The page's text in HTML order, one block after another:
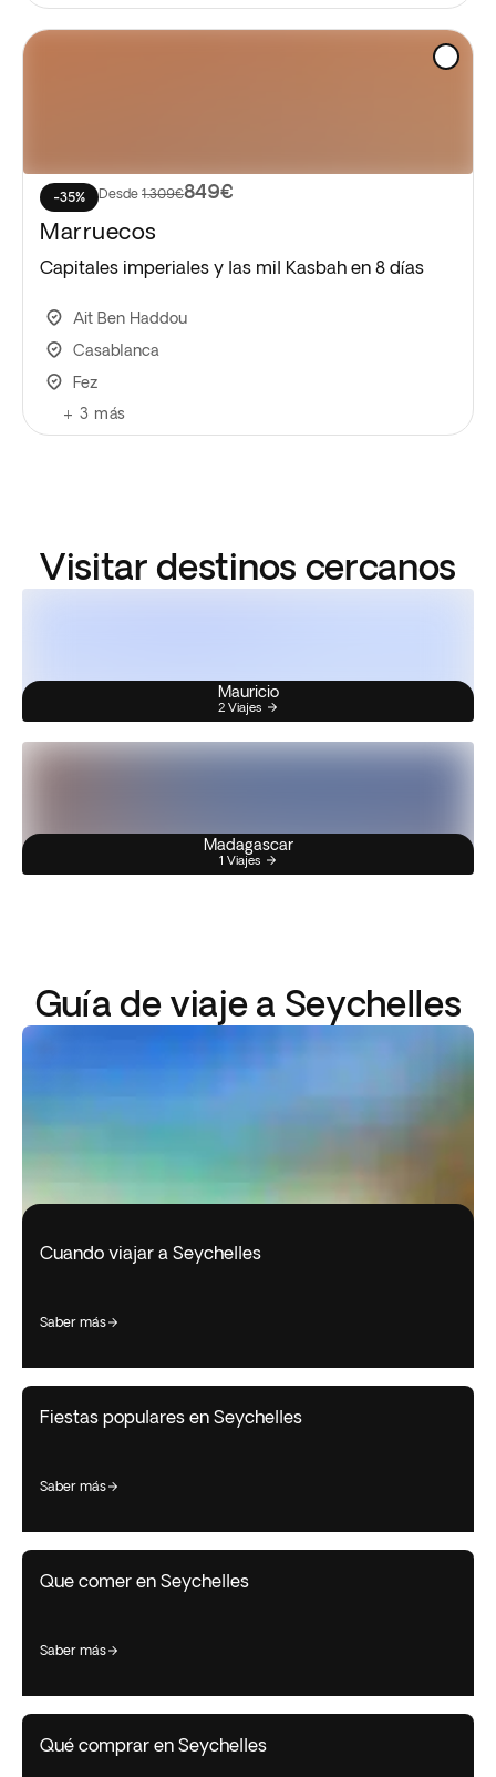
-35% Desde 1.309€849€
Marruecos
Capitales imperiales y las mil Kasbah en 8 días
Ait Ben Haddou
Casablanca
Fez
+ 3 más
Visitar destinos cercanos
Mauricio
2 Viajes
Madagascar
1 Viajes
Guía de viaje a Seychelles
Cuando viajar a Seychelles
saber más
Fiestas populares en Seychelles
saber más
Que comer en Seychelles
saber más
Qué comprar en Seychelles